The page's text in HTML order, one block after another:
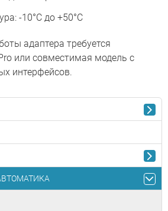
-10°С до +50°С
адаптера требуется
или совместимая модель с
интерфейсов.